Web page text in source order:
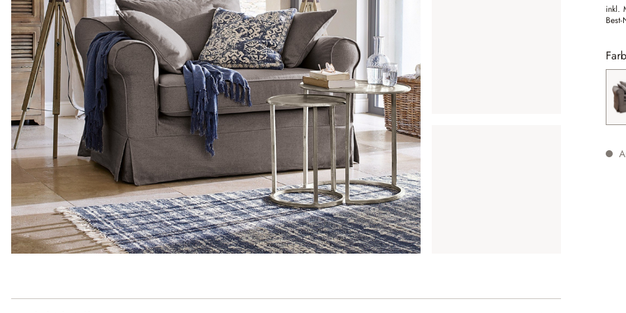
inkl.
Best-